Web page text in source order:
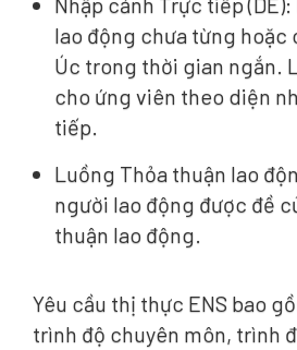
lao động chưa từng hoặc
Úc trong thời gian ngắn.
cho ứng viên theo diện
tiếp.
Luồng Thỏa thuận lao
người lao động được đề
thuận lao động.
Yêu cầu thị thực ENS bao
trình độ chuyên môn, trình